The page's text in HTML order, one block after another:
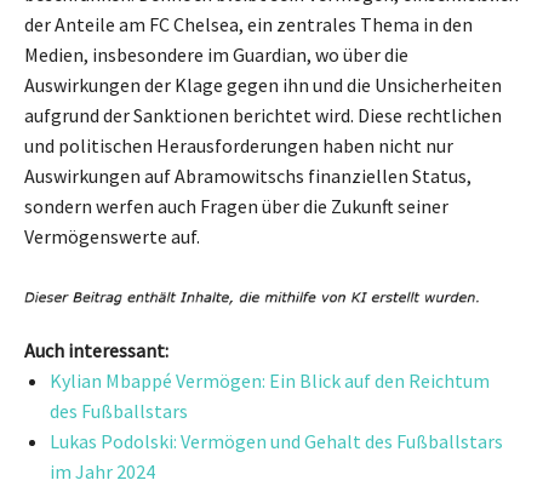
der Anteile am FC Chelsea, ein zentrales Thema in den
Medien, insbesondere im Guardian, wo über die
Auswirkungen der Klage gegen ihn und die Unsicherheiten
aufgrund der Sanktionen berichtet wird. Diese rechtlichen
und politischen Herausforderungen haben nicht nur
Auswirkungen auf Abramowitschs finanziellen Status,
sondern werfen auch Fragen über die Zukunft seiner
Vermögenswerte auf.
Auch interessant:
Kylian Mbappé Vermögen: Ein Blick auf den Reichtum
des Fußballstars
Lukas Podolski: Vermögen und Gehalt des Fußballstars
im Jahr 2024